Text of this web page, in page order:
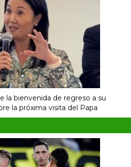
la bienvenida de regreso a su
la próxima visita del Papa